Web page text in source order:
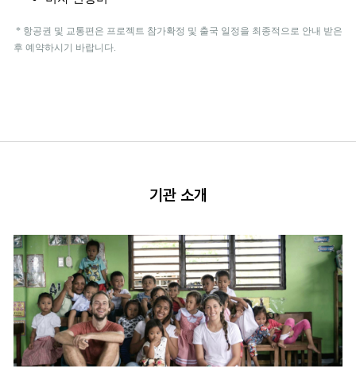
* 항공권 및 교통편은 프로젝트 참가확정 및 출국 일정을 최종적으로 안내 받은
후 예약하시기 바랍니다.
기관 소개